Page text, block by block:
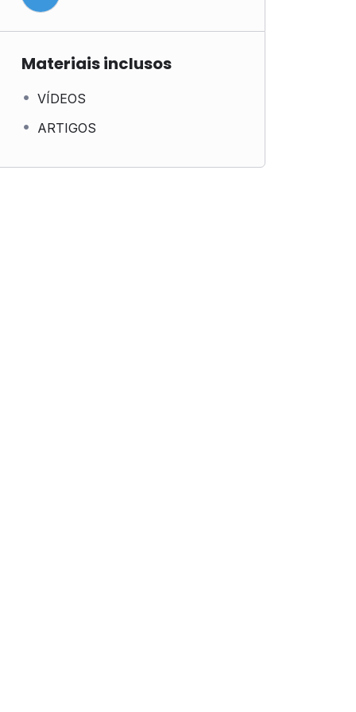
Materiais inclusos
VÍDEOS
ARTIGOS